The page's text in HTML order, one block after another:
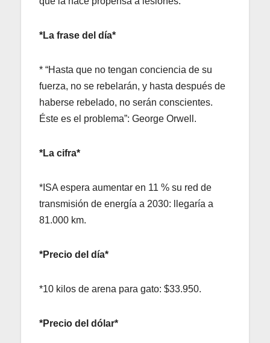
*La frase del día*
* “Hasta que no tengan conciencia de su
fuerza, no se rebelarán, y hasta después de
haberse rebelado, no serán conscientes.
Éste es el problema”: George Orwell.
*La cifra*
*ISA espera aumentar en 11 % su red de
transmisión de energía a 2030: llegaría a
81.000 km.
*Precio del día*
*10 kilos de arena para gato: $33.950.
*Precio del dólar*